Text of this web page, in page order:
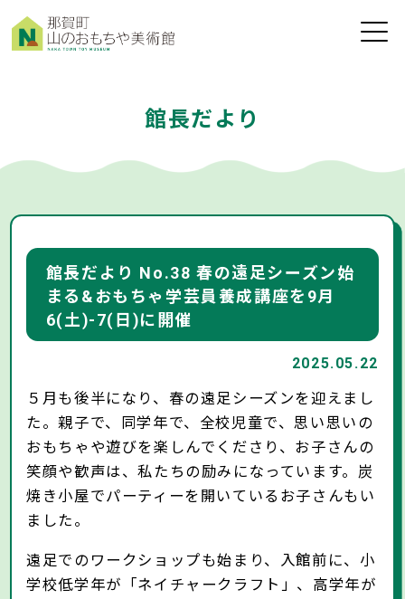
toggle
館長だより
館長だより No.38 春の遠足シーズン始
まる&おもちゃ学芸員養成講座を9月
6(土)-7(日)に開催
2025.05.22
５月も後半になり、春の遠足シーズンを迎えまし
た。親子で、同学年で、全校児童で、思い思いの
おもちゃや遊びを楽しんでくださり、お子さんの
笑顔や歓声は、私たちの励みになっています。炭
焼き小屋でパーティーを開いているお子さんもい
ました。
遠足でのワークショップも始まり、入館前に、小
学校低学年が「ネイチャークラフト」、高学年が